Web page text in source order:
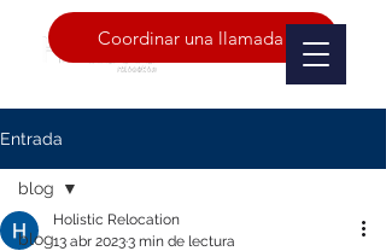
Coordinar una llamada
Entrada
blog
blog
Holistic Relocation
13 abr 20233 min de lectura